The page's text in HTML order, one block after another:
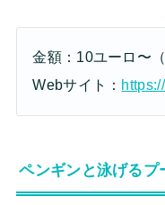
金額：10ユーロ〜
Webサイト：
ペンギンと泳げるプ